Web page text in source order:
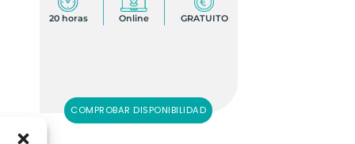
20 horas Online GRATUITO
COMPROBAR DISPONIBILIDAD